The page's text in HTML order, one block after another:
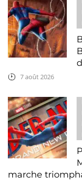
7 août 2026
marche